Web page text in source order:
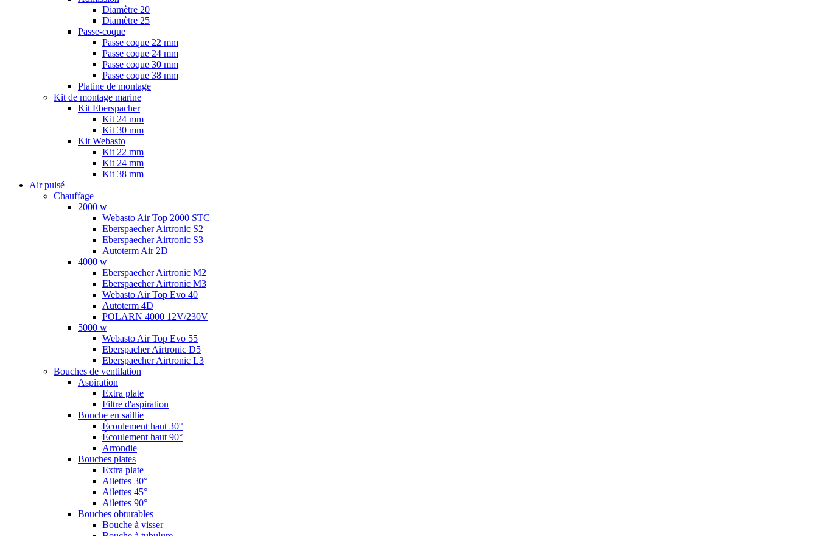
Diamètre 20
Diamètre 25
Passe-coque
Passe coque 22 mm
Passe coque 24 mm
Passe coque 30 mm
Passe coque 38 mm
Platine de montage
Kit de montage marine
Kit Eberspacher
Kit 24 mm
Kit 30 mm
Kit Webasto
Kit 22 mm
Kit 24 mm
Kit 38 mm
Air pulsé
Chauffage
2000 w
Webasto Air Top 2000 STC
Eberspaecher Airtronic S2
Eberspaecher Airtronic S3
Autoterm Air 2D
4000 w
Eberspaecher Airtronic M2
Eberspaecher Airtronic M3
Webasto Air Top Evo 40
Autoterm 4D
POLARN 4000 12V/230V
5000 w
Webasto Air Top Evo 55
Eberspacher Airtronic D5
Eberspaecher Airtronic L3
Bouches de ventilation
Aspiration
Extra plate
Filtre d'aspiration
Bouche en saillie
Écoulement haut 30°
Écoulement haut 90°
Arrondie
Bouches plates
Extra plate
Ailettes 30°
Ailettes 45°
Ailettes 90°
Bouches obturables
Bouche à visser